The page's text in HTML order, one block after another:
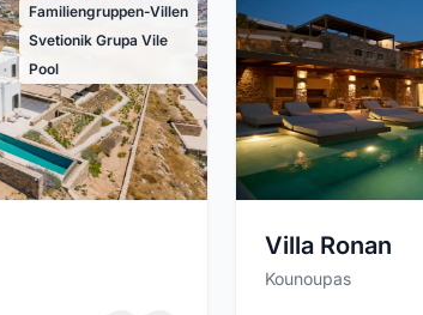
Familiengruppen-Villen
Svetionik Grupa Vile
Pool
Villa Ronan
Kounoupas